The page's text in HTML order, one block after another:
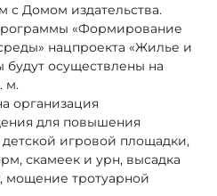
с Домом издательства.
«Формирование
нацпроекта «Жилье и
будут осуществлены на
м.
организация
для повышения
детской игровой площадки,
скамеек и урн, высадка
мощение тротуарной